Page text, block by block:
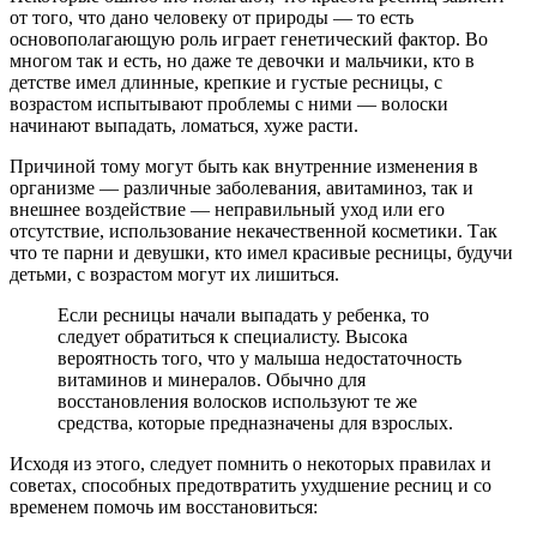
от того, что дано человеку от природы — то есть
основополагающую роль играет генетический фактор. Во
многом так и есть, но даже те девочки и мальчики, кто в
детстве имел длинные, крепкие и густые ресницы, с
возрастом испытывают проблемы с ними — волоски
начинают выпадать, ломаться, хуже расти.
Причиной тому могут быть как внутренние изменения в
организме — различные заболевания, авитаминоз, так и
внешнее воздействие — неправильный уход или его
отсутствие, использование некачественной косметики. Так
что те парни и девушки, кто имел красивые ресницы, будучи
детьми, с возрастом могут их лишиться.
Если ресницы начали выпадать у ребенка, то
следует обратиться к специалисту. Высока
вероятность того, что у малыша недостаточность
витаминов и минералов. Обычно для
восстановления волосков используют те же
средства, которые предназначены для взрослых.
Исходя из этого, следует помнить о некоторых правилах и
советах, способных предотвратить ухудшение ресниц и со
временем помочь им восстановиться: